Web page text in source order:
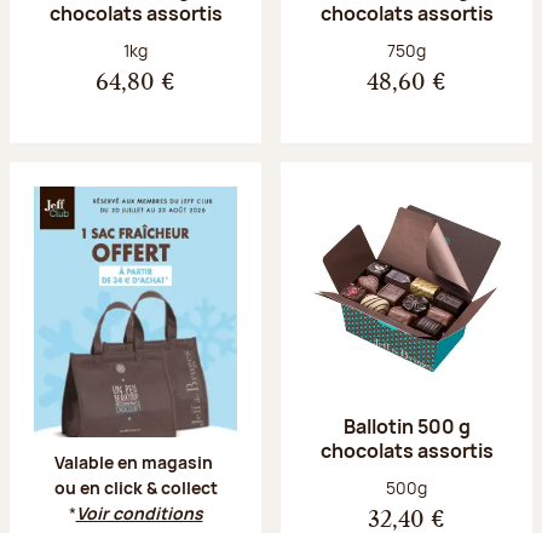
chocolats assortis
Poids net :
1kg
64,80 €
chocolats assortis
Poids net :
750g
48,60 €
Valable en magasin
ou en click & collect
*Voir conditions
Ballotin 500 g
chocolats assortis
Poids net :
500g
32,40 €